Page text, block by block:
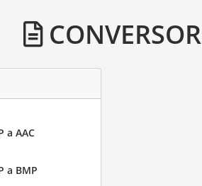
CONVERSOR
a AAC
a BMP